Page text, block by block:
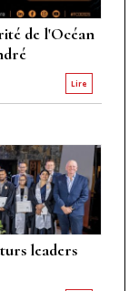
de l'Océan
Lire
leaders